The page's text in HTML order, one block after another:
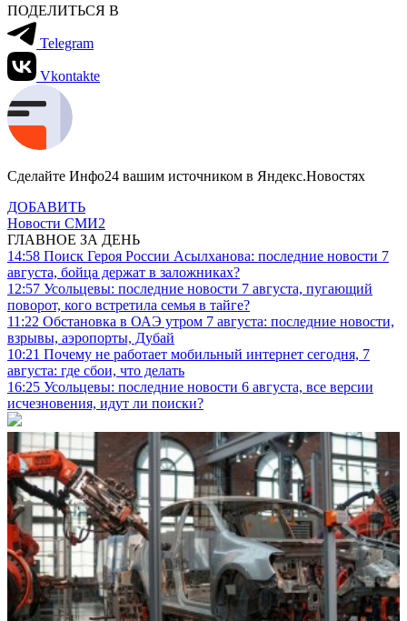
ПОДЕЛИТЬСЯ В
Telegram
Vkontakte
Сделайте Инфо24 вашим источником в Яндекс.Новостях
ДОБАВИТЬ
Новости СМИ2
ГЛАВНОЕ ЗА ДЕНЬ
14:58 Поиск Героя России Асылханова: последние новости 7
августа, бойца держат в заложниках?
12:57 Усольцевы: последние новости 7 августа, пугающий
поворот, кого встретила семья в тайге?
11:22 Обстановка в ОАЭ утром 7 августа: последние новости,
взрывы, аэропорты, Дубай
10:21 Почему не работает мобильный интернет сегодня, 7
августа: где сбои, что делать
16:25 Усольцевы: последние новости 6 августа, все версии
исчезновения, идут ли поиски?